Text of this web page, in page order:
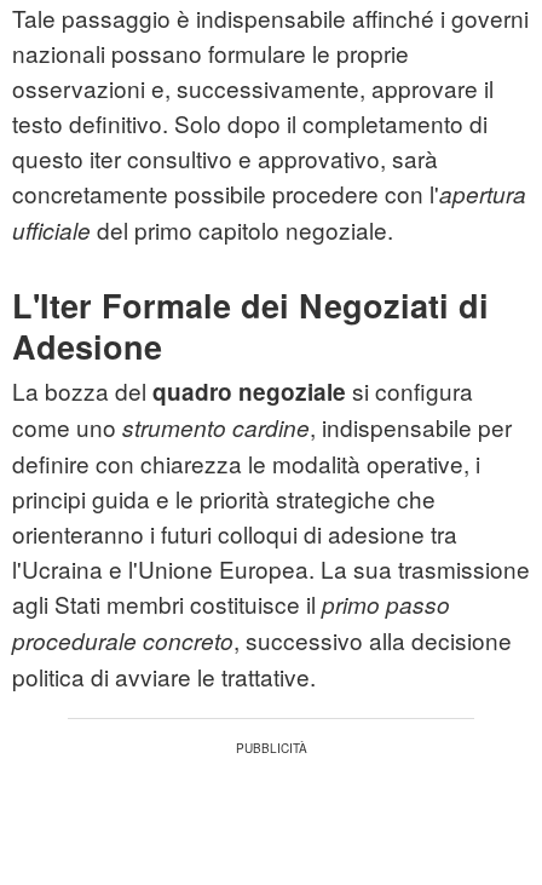
Tale passaggio è indispensabile affinché i governi
nazionali possano formulare le proprie
osservazioni e, successivamente, approvare il
testo definitivo. Solo dopo il completamento di
questo iter consultivo e approvativo, sarà
concretamente possibile procedere con l'apertura
ufficiale del primo capitolo negoziale.
L'Iter Formale dei Negoziati di
Adesione
La bozza del quadro negoziale si configura
come uno strumento cardine, indispensabile per
definire con chiarezza le modalità operative, i
principi guida e le priorità strategiche che
orienteranno i futuri colloqui di adesione tra
l'Ucraina e l'Unione Europea. La sua trasmissione
agli Stati membri costituisce il primo passo
procedurale concreto, successivo alla decisione
politica di avviare le trattative.